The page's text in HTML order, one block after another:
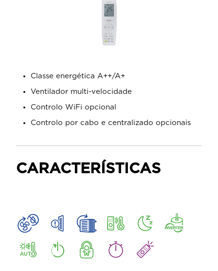
Classe energética A++/A+
Ventilador multi-velocidade
Controlo WiFi opcional
Controlo por cabo e centralizado opcionais
CARACTERÍSTICAS